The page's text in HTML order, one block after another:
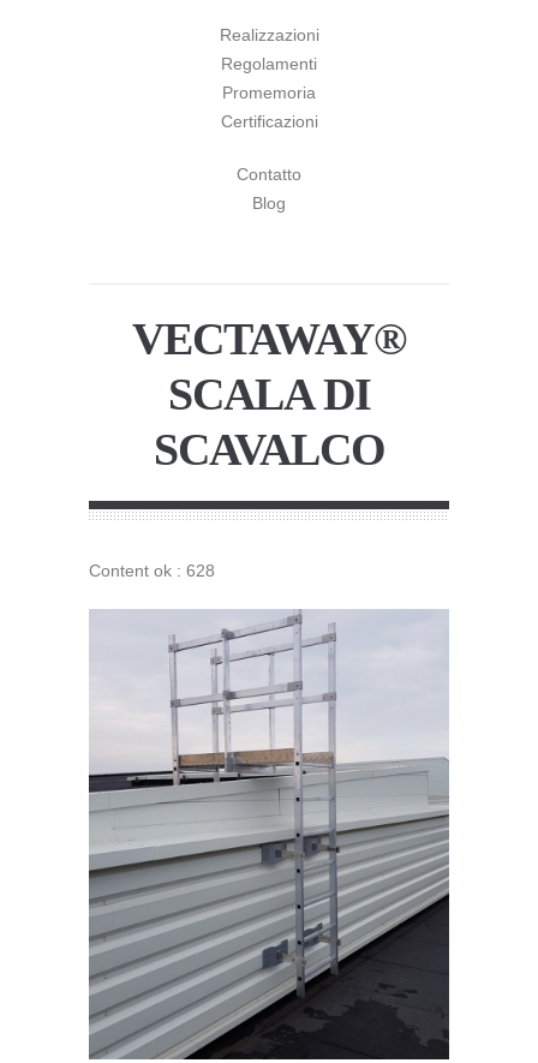
Realizzazioni
Regolamenti
Promemoria
Certificazioni
Contatto
Blog
VECTAWAY®
SCALA DI
SCAVALCO
Content ok : 628